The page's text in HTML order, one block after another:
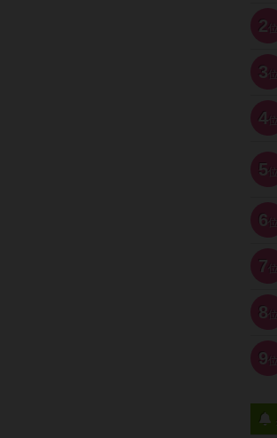
2 位
3 位
4位
5 位
6 位
7 位
8 位
9 位